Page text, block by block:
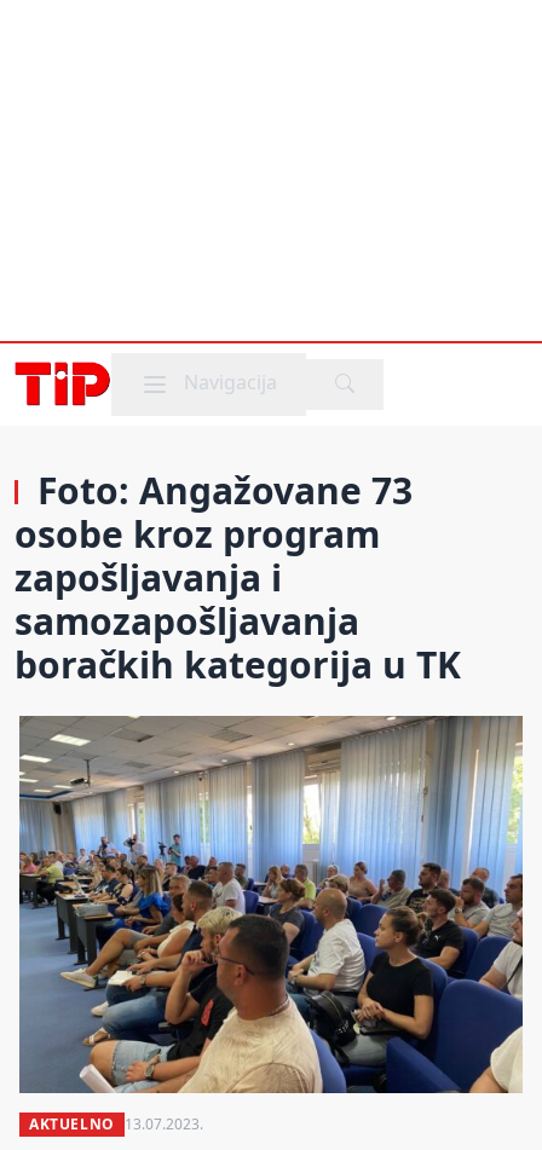
Mobile menu
Navigacija
Foto: Angažovane 73
osobe kroz program
zapošljavanja i
samozapošljavanja
boračkih kategorija u TK
AKTUELNO 13.07.2023.